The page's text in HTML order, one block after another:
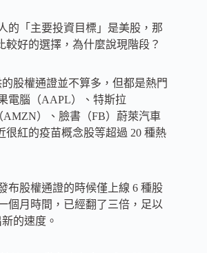
的「主要投資目標」是美股，那
較好的選擇，為什麼說現階段？
股權通證並不算多，但都是熱門
電腦（AAPL）、特斯拉
AMZN）、臉書（FB）蔚萊汽車
很紅的疫苗概念股等超過 20 種熱
布股權通證的時候僅上線 6 種股
個月時間，已經翻了三倍，足以
的速度。